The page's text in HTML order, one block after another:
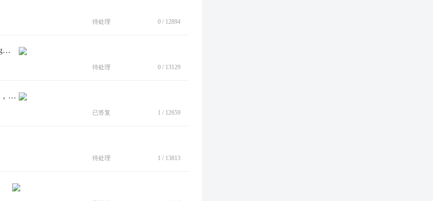
待处理 0 / 12894
[建议]关闭左滑进入相机，右滑锁屏画廊的bug，垃圾功能有什么用
待处理 0 / 13129
[BUG]负一屏不能正确显示抖音的图标和名字，常用软件图标那里
已答复 1 / 12659
待处理 1 / 13813